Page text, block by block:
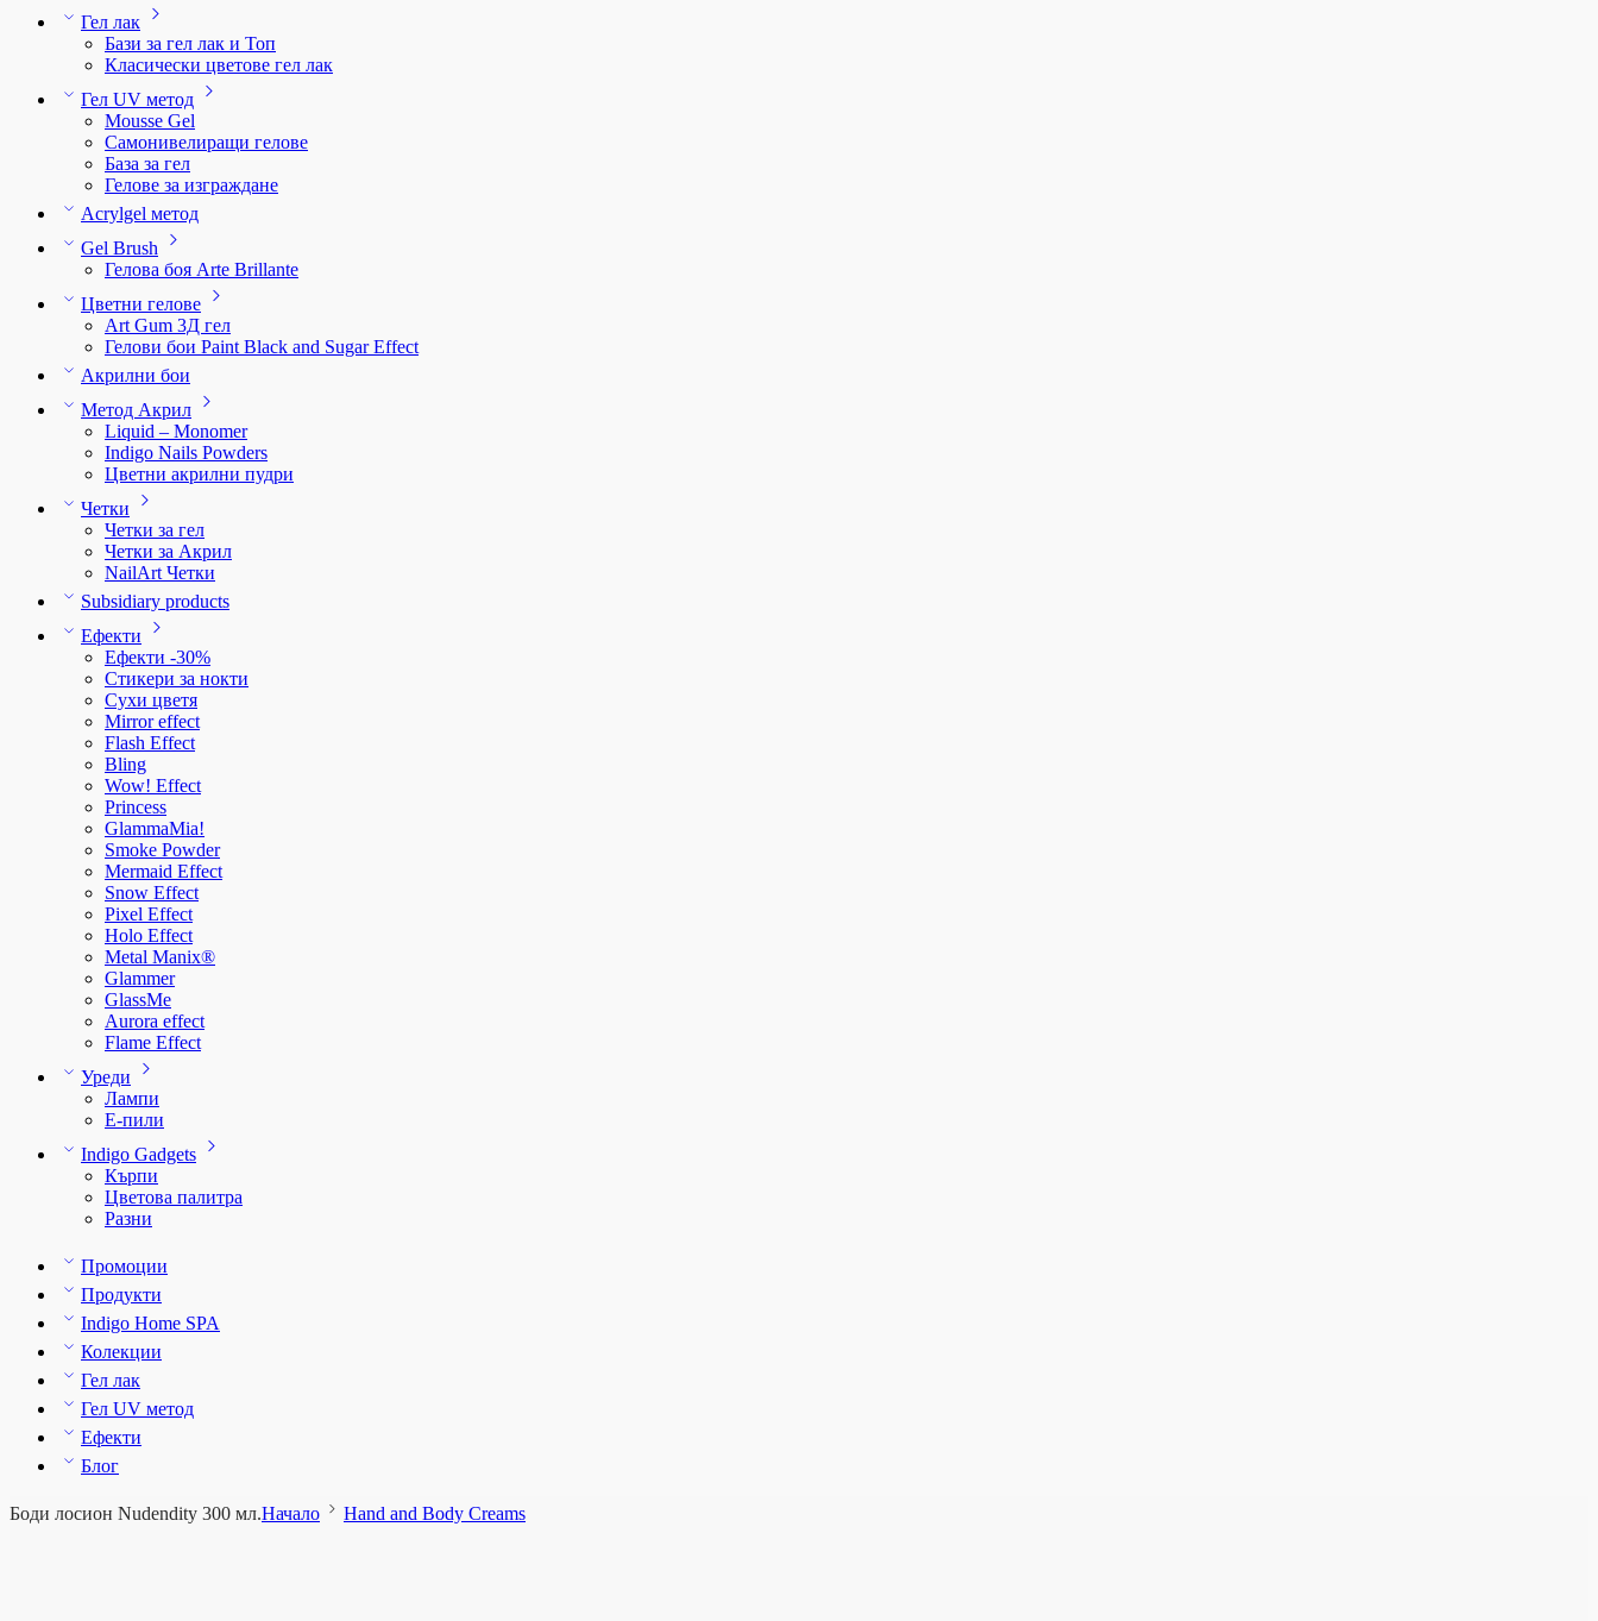
Гел лак
Бази за гел лак и Топ
Класически цветове гел лак
Гел UV метод
Mousse Gel
Самонивелиращи гелове
База за гел
Гелове за изграждане
Acrylgel метод
Gel Brush
Гелова боя Arte Brillante
Цветни гелове
Art Gum 3Д гел
Гелови бои Paint Black and Sugar Effect
Акрилни бои
Метод Акрил
Liquid – Monomer
Indigo Nails Powders
Цветни акрилни пудри
Четки
Четки за гел
Четки за Акрил
NailArt Четки
Subsidiary products
Ефекти
Ефекти -30%
Стикери за нокти
Сухи цветя
Mirror effect
Flash Effect
Bling
Wow! Effect
Princess
GlammaMia!
Smoke Powder
Mermaid Effect
Snow Effect
Pixel Effect
Holo Effect
Metal Manix®
Glammer
GlassMe
Aurora effect
Flame Effect
Уреди
Лампи
E-пили
Indigo Gadgets
Кърпи
Цветова палитра
Разни
Промоции
Продукти
Indigo Home SPA
Колекции
Гел лак
Гел UV метод
Ефекти
Блог
Боди лосион Nudendity 300 мл.Начало Hand and Body Creams